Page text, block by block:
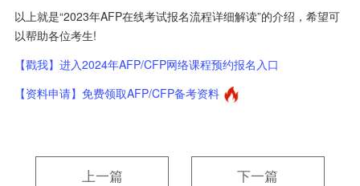
以上就是“2023年AFP在线考试报名流程详细解读”的介绍，希望可
以帮助各位考生!
【戳我】进入2024年AFP/CFP网络课程预约报名入口
【资料申请】免费领取AFP/CFP备考资料
上一篇 下一篇